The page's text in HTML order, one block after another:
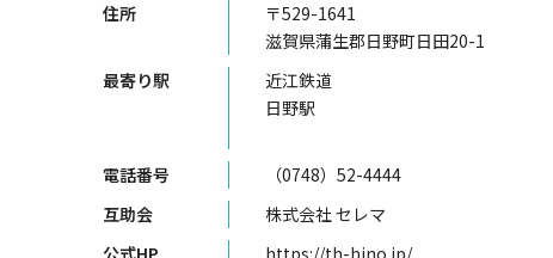
住所
〒529-1641
滋賀県蒲生郡日野町日田20-1
最寄り駅
近江鉄道
日野駅
電話番号
（0748）52-4444
互助会
株式会社 セレマ
公式HP
https://th-hino.jp/